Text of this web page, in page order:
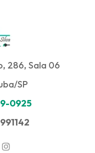
286, Sala 06
SP
0925